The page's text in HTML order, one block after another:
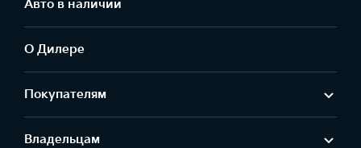
Авто в наличии
О Дилере
Покупателям
Владельцам